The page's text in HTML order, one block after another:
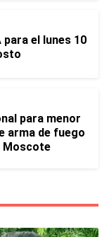
el lunes 10
para menor
arma de fuego
Moscote